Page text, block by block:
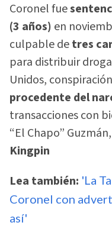
Coronel fue
(3 años) en
culpable detres
para distribuir
Unidos,
procedente del
transacciones con
“El Chapo”
Kingpin
Lea también: 'La
Coronel con
así'